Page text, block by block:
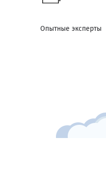
Опытные эксперты